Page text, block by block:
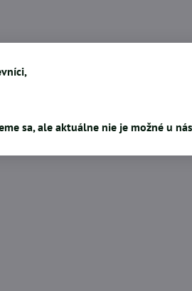
sa, ale aktuálne nie je možné u